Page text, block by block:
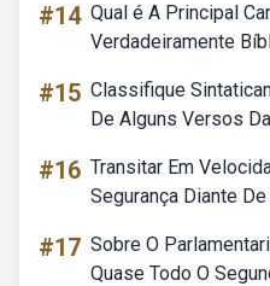
#14 Qual é A Principal
Verdadeiramente
#15 Classifique
De Alguns Versos
#16 Transitar Em
Segurança Diante
#17 Sobre O
Quase Todo O